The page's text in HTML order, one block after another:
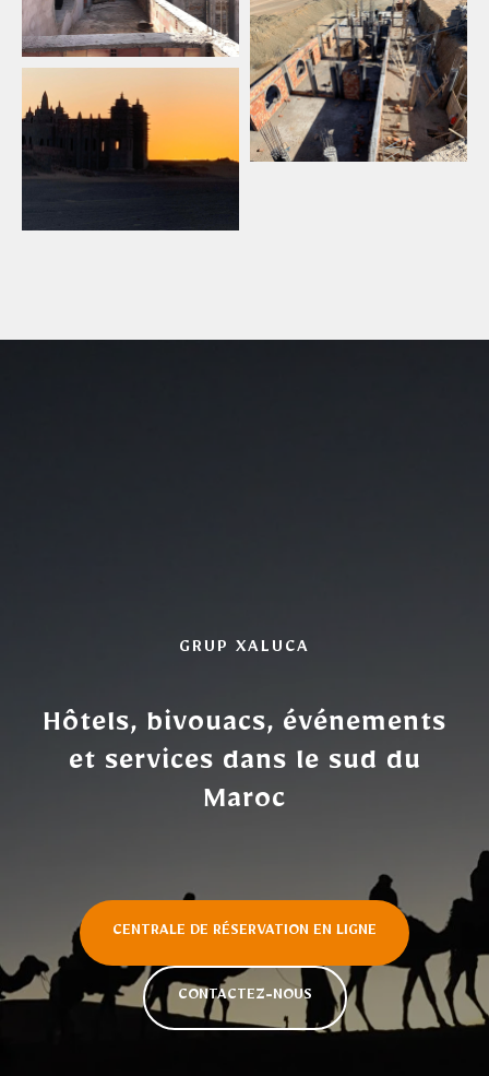
GRUP XALUCA
Hôtels, bivouacs, événements
et services dans le sud du
Maroc
CENTRALE DE RÉSERVATION EN LIGNE
CONTACTEZ-NOUS